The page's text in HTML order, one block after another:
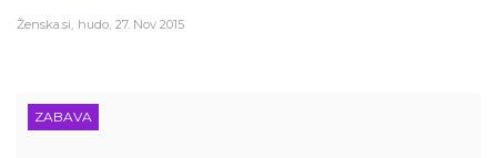
Ženska.si hudo 27. Nov 2015
ZABAVA